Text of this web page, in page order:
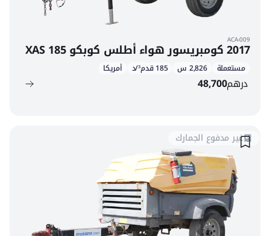
ACA-009
2017 كومبريسور هواء أطلس كوبكو XAS 185
مستعملة 2,826 س 185 قدم³/د أمريكا
درهم48,700
غير مدفوع الجمارك